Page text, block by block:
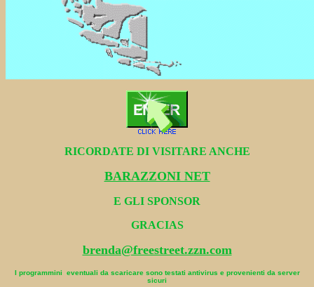
RICORDATE DI VISITARE ANCHE
BARAZZONI NET
E GLI SPONSOR
GRACIAS
brenda@freestreet.zzn.com
I programmini eventuali da scaricare sono testati antivirus e provenienti da server
sicuri